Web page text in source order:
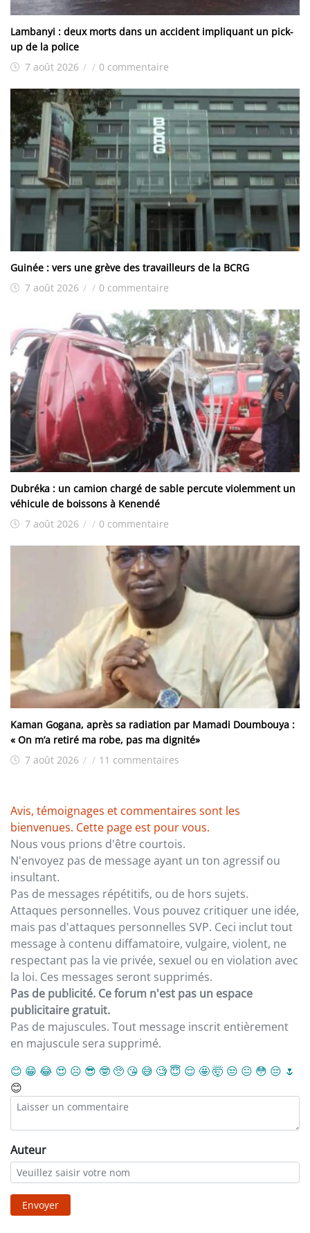
Lambanyi : deux morts dans un accident impliquant un pick-
up de la police
7 août 2026 / / 0 commentaire
Guinée : vers une grève des travailleurs de la BCRG
7 août 2026 / / 0 commentaire
Dubréka : un camion chargé de sable percute violemment un
véhicule de boissons à Kenendé
7 août 2026 / / 0 commentaire
Kaman Gogana, après sa radiation par Mamadi Doumbouya :
« On m’a retiré ma robe, pas ma dignité»
7 août 2026 / / 11 commentaires
Avis, témoignages et commentaires sont les
bienvenues. Cette page est pour vous.
Nous vous prions d'être courtois.
N'envoyez pas de message ayant un ton agressif ou
insultant.
Pas de messages répétitifs, ou de hors sujets.
Attaques personnelles. Vous pouvez critiquer une idée,
mais pas d'attaques personnelles SVP. Ceci inclut tout
message à contenu diffamatoire, vulgaire, violent, ne
respectant pas la vie privée, sexuel ou en violation avec
la loi. Ces messages seront supprimés.
Pas de publicité. Ce forum n'est pas un espace
publicitaire gratuit.
Pas de majuscules. Tout message inscrit entièrement
en majuscule sera supprimé.
😊 😁 😂 😍 ☹️ 😎 🤓 🥺 😘 😅 🧐 😇 😌 🤩🤯 😒 😐 😳 😔 🌷
😊
Auteur
Envoyer